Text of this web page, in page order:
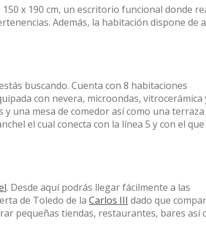
x 190 cm, un escritorio funcional donde
Además, la habitación dispone de
buscando. Cuenta con 8 habitaciones
con nevera, microondas, vitrocerámica
una mesa de comedor así como una
el cual conecta con la línea 5 y con el que
. Desde aquí podrás llegar fácilmente a las
de Toledo de la Carlos III dado que
pequeñas tiendas, restaurantes, bares así